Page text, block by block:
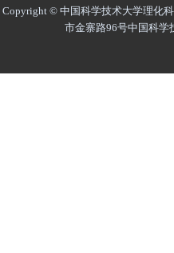
Copyright © 中国科学技术大学理化
市金寨路96号中国科学